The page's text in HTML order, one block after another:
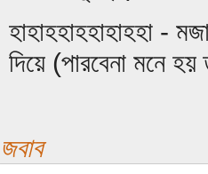
হাহাহহাহহাহাহহা -
দিয়ে (পারবেনা মনে
জবাব